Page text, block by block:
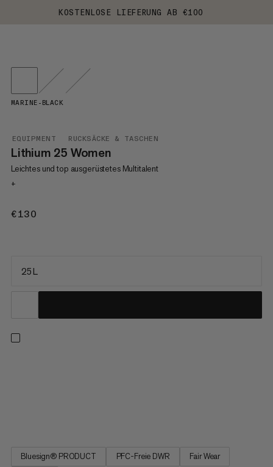
KOSTENLOSE LIEFERUNG AB €100
EQUIPMENT RUCKSÄCKE & TASCHEN
Lithium 25 Women
Leichtes und top ausgerüstetes Multitalent
+
€130
MARINE-BLACK
25 L
Bluesign® PRODUCT PFC-Freie DWR
Fair Wear